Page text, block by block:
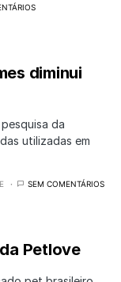
diminui
da
utilizadas em
SEM COMENTÁRIOS
Petlove